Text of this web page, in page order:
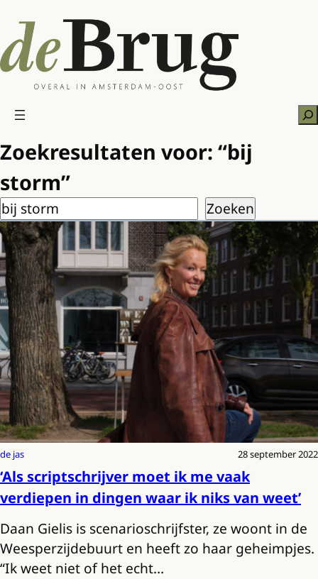
naar
de
inhoud
Zoekresultaten voor: “bij
storm”
Zoeken Zoeken
de jas 28 september 2022
‘Als scriptschrijver moet ik me vaak
verdiepen in dingen waar ik niks van weet’
Daan Gielis is scenarioschrijfster, ze woont in de
Weesperzijdebuurt en heeft zo haar geheimpjes.
“Ik weet niet of het echt…